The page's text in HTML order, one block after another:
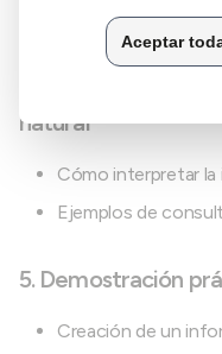
Obtención de
natural
Cómo interpretar
Ejemplos de
5. Demostración
Creación de un